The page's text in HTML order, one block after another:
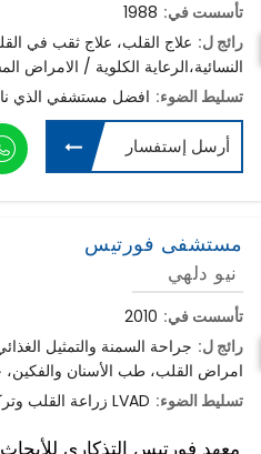
تأسست في: 1988
رائج ل: علاج القلب، علاج ثقب في
النسائية،الرعاية الكلوية / الامراض
تسليط الضوء: افضل مستشفي الذي
أرسل إستفسار
مستشفى فورتيس
نيو دلهي
تأسست في: 2010
رائج ل: جراحة السمنة والتمثيل
امراض القلب، طب الأسنان والفكين،
تسليط الضوء: زراعة القلب وتركيب جهاز القلب LVAD